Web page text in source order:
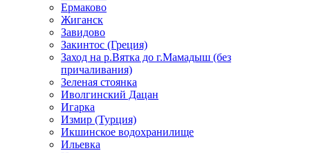
Ермаково
Жиганск
Завидово
Закинтос (Греция)
Заход на р.Вятка до г.Мамадыш (без
причаливания)
Зеленая стоянка
Иволгинский Дацан
Игарка
Измир (Турция)
Икшинское водохранилище
Ильевка